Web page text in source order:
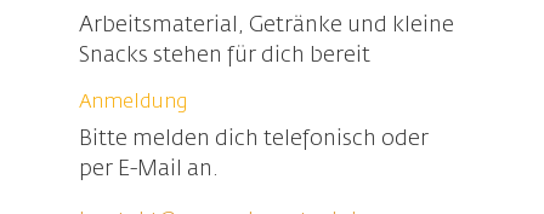
Arbeitsmaterial, Getränke und kleine
Snacks stehen für dich bereit
Anmeldung
Bitte melden dich telefonisch oder
per E-Mail an.